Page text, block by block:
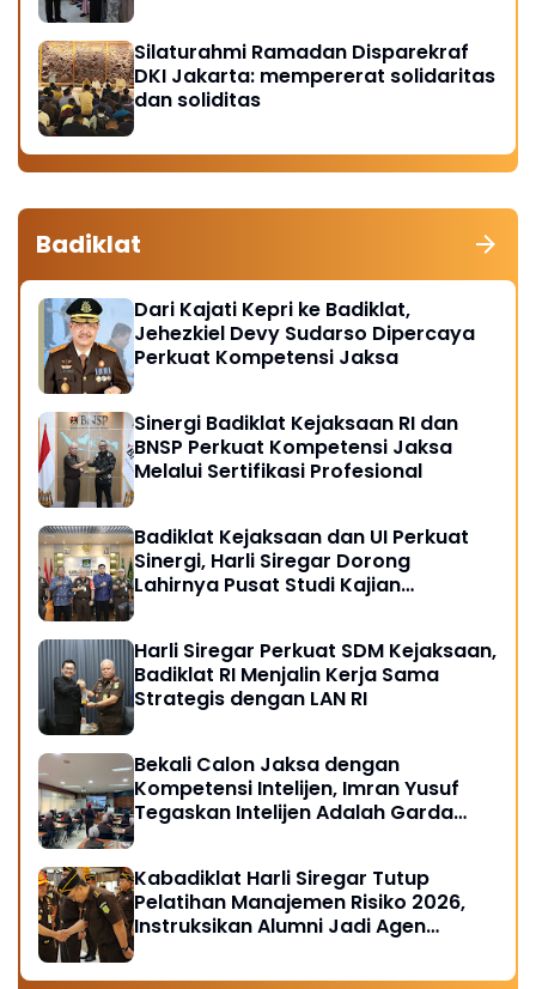
Silaturahmi Ramadan Disparekraf
DKI Jakarta: mempererat solidaritas
dan soliditas
Badiklat
Dari Kajati Kepri ke Badiklat,
Jehezkiel Devy Sudarso Dipercaya
Perkuat Kompetensi Jaksa
Sinergi Badiklat Kejaksaan RI dan
BNSP Perkuat Kompetensi Jaksa
Melalui Sertifikasi Profesional
Badiklat Kejaksaan dan UI Perkuat
Sinergi, Harli Siregar Dorong
Lahirnya Pusat Studi Kajian
Harli Siregar Perkuat SDM Kejaksaan,
Badiklat RI Menjalin Kerja Sama
Strategis dengan LAN RI
Bekali Calon Jaksa dengan
Kompetensi Intelijen, Imran Yusuf
Tegaskan Intelijen Adalah Garda
Kabadiklat Harli Siregar Tutup
Pelatihan Manajemen Risiko 2026,
Instruksikan Alumni Jadi Agen
Kejaksaan